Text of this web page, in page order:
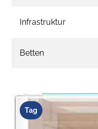
Infrastruktur
Betten
Tag